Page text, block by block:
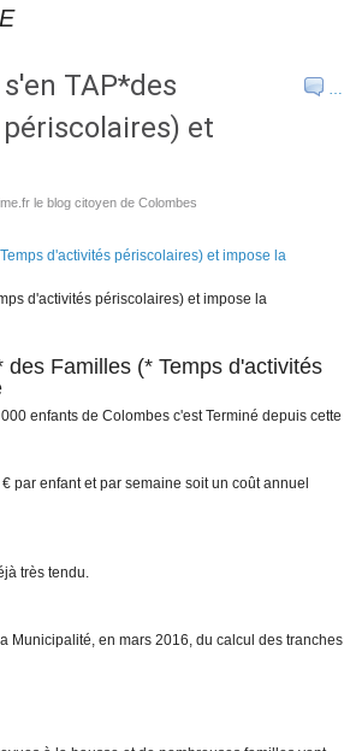
…
TAP*des
et
le blog citoyen de Colombes
d'activités périscolaires) et impose la
Familles (* Temps d'activités
enfants de Colombes c'est Terminé depuis cette
par enfant et par semaine soit un coût annuel
très tendu.
Municipalité, en mars 2016, du calcul des tranches